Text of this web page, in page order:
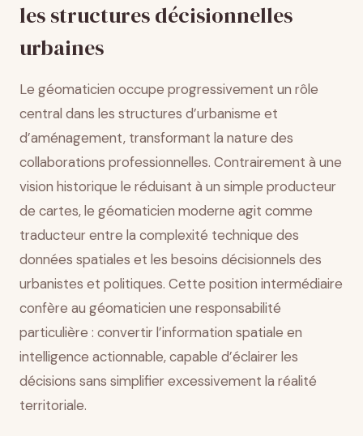
les structures décisionnelles
urbaines
Le géomaticien occupe progressivement un rôle
central dans les structures d’urbanisme et
d’aménagement, transformant la nature des
collaborations professionnelles. Contrairement à une
vision historique le réduisant à un simple producteur
de cartes, le géomaticien moderne agit comme
traducteur entre la complexité technique des
données spatiales et les besoins décisionnels des
urbanistes et politiques. Cette position intermédiaire
confère au géomaticien une responsabilité
particulière : convertir l’information spatiale en
intelligence actionnable, capable d’éclairer les
décisions sans simplifier excessivement la réalité
territoriale.